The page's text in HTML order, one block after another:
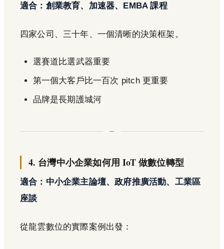
適合：創業教育、加速器、EMBA 課程
四家公司、三十年、一個清晰的決策框架。
選賽道比選武器重要
第一個大客戶比一百次 pitch 更重要
品牌是長期護城河
4. 台灣中小企業如何用 IoT 做數位轉型
適合：中小企業主論壇、政府推廣活動、工業區
座談
從龍雲數位的實際案例出發：